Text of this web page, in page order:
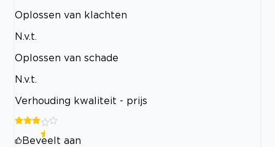
Oplossen van klachten
N.v.t.
Oplossen van schade
N.v.t.
Verhouding kwaliteit - prijs
Beveelt aan